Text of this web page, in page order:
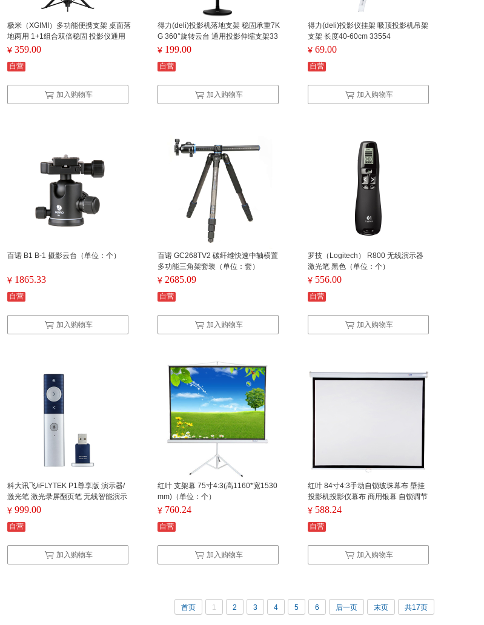
极米（XGIMI）多功能便携支架 桌面落
地两用 1+1组合双倍稳固 投影仪通用
¥ 359.00
自营
加入购物车
得力(deli)投影机落地支架 稳固承重7K
G 360°旋转云台 通用投影伸缩支架33
738
¥ 199.00
自营
加入购物车
得力(deli)投影仪挂架 吸顶投影机吊架
支架 长度40-60cm 33554
¥ 69.00
自营
加入购物车
百诺 B1 B-1 摄影云台（单位：个）
¥ 1865.33
自营
加入购物车
百诺 GC268TV2 碳纤维快速中轴横置
多功能三角架套装（单位：套）
¥ 2685.09
自营
加入购物车
罗技（Logitech） R800 无线演示器
激光笔 黑色（单位：个）
¥ 556.00
自营
加入购物车
科大讯飞/iFLYTEK P1尊享版 演示器/
激光笔 激光录屏翻页笔 无线智能演示
器 智能演示器P1尊享版
¥ 999.00
自营
加入购物车
红叶 支架幕 75寸4:3(高1160*宽1530
mm)（单位：个）
¥ 760.24
自营
加入购物车
红叶 84寸4:3手动自锁玻珠幕布 壁挂
投影机投影仪幕布 商用银幕 自锁调节
高分辨率 环保幕面（单位：个）
¥ 588.24
自营
加入购物车
首页 1 2 3 4 5 6 后一页 末页 共17页